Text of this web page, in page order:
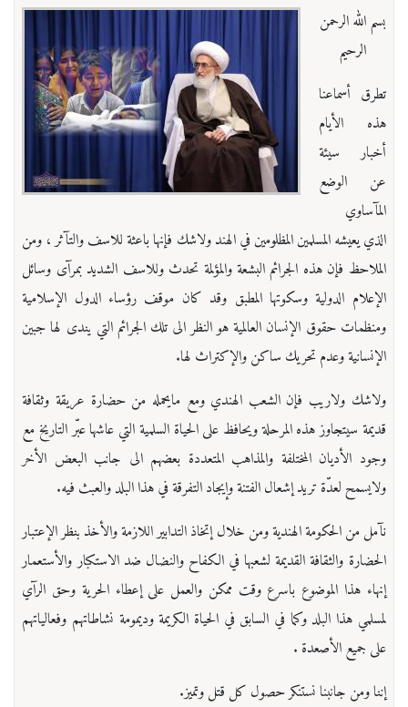
بسم الله الرحمن
الرحيم
تطرق أسماعنا
هذه الأيام
أخبار سيئة
عن الوضع
المآساوي
الذي يعيشه المسلمين المظلومين في الهند ولاشك فإنها باعثة للاسف والتآثر ، ومن
الملاحظ فإن هذه الجرائم البشعة والمؤلمة تحدث وللاسف الشديد بمرآى وسائل
الإعلام الدولية وسكوتها المطبق وقد كان موقف رؤساء الدول الإسلامية
ومنظمات حقوق الإنسان العالمية هو النظر الى تلك الجرائم التي يندى لها جبين
الإنسانية وعدم تحريك ساكن والإكتراث لها.
ولاشك ولاريب فإن الشعب الهندي ومع مايحمله من حضارة عريقة وثقافة
قديمة سيتجاوز هذه المرحلة ويحافظ على الحياة السلمية التي عاشها عبّر التاريخ مع
وجود الأديان المختلفة والمذاهب المتعددة بعضهم الى جانب البعض الأخر
ولايسمح لعدّة تريد إشعال الفتنة وإيجاد التفرقة في هذا البلد والعبث فيه.
نآمل من الحكومة الهندية ومن خلال إتخاذ التدابير اللازمة والأخذ بنظر الإعتبار
الحضارة والثقافة القديمة لشعبها في الكفاح والنضال ضد الاستكبار والأستعمار
إنهاء هذا الموضوع باسرع وقت ممكن والعمل على إعطاء الحرية وحق الرآي
لمسلمي هذا البلد وكما في السابق في الحياة الكريمة وديمومة نشاطاتهم وفعالياتهم
على جميع الأصعدة .
إننا ومن جانبنا نستنكر حصول كل قتل وتميز.